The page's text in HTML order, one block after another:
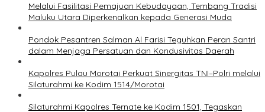
Melalui Fasilitasi Pemajuan Kebudayaan, Tembang Tradisi
Maluku Utara Diperkenalkan kepada Generasi Muda
Pondok Pesantren Salman Al Farisi Teguhkan Peran Santri
dalam Menjaga Persatuan dan Kondusivitas Daerah
Kapolres Pulau Morotai Perkuat Sinergitas TNI–Polri melalui
Silaturahmi ke Kodim 1514/Morotai
Silaturahmi Kapolres Ternate ke Kodim 1501, Tegaskan